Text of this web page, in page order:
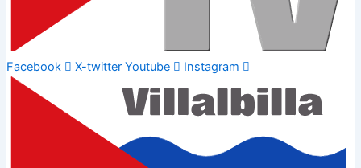
Facebook X-twitter Youtube Instagram